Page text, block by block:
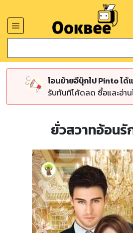
โอนย้ายอีบุ๊กไป Pinto ได้
รับทันทีโค้ดลด ซื้อและอ่า
ยั่วสวาทอ้อนรั